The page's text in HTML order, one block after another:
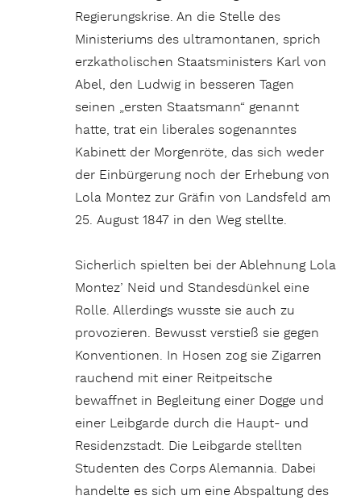
Regierungskrise. An die Stelle des
Ministeriums des ultramontanen, sprich
erzkatholischen Staatsministers Karl von
Abel, den Ludwig in besseren Tagen
seinen „ersten Staatsmann“ genannt
hatte, trat ein liberales sogenanntes
Kabinett der Morgenröte, das sich weder
der Einbürgerung noch der Erhebung von
Lola Montez zur Gräfin von Landsfeld am
25. August 1847 in den Weg stellte.
Sicherlich spielten bei der Ablehnung Lola
Montez’ Neid und Standesdünkel eine
Rolle. Allerdings wusste sie auch zu
provozieren. Bewusst verstieß sie gegen
Konventionen. In Hosen zog sie Zigarren
rauchend mit einer Reitpeitsche
bewaffnet in Begleitung einer Dogge und
einer Leibgarde durch die Haupt- und
Residenzstadt. Die Leibgarde stellten
Studenten des Corps Alemannia. Dabei
handelte es sich um eine Abspaltung des